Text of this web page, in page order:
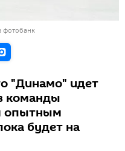
фотобанк
"Динамо" идет
команды
опытным
будет на